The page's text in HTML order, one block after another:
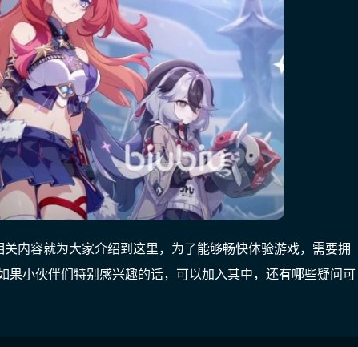
内容就为大家介绍到这里，为了能够畅快体验游戏，需要拥
果小伙伴们特别感兴趣的话，可以加入其中，还有哪些疑问可